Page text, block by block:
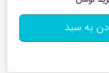
به سبد